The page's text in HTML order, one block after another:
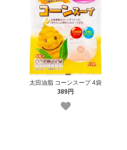
太田油脂 コーンスープ 4袋
389円